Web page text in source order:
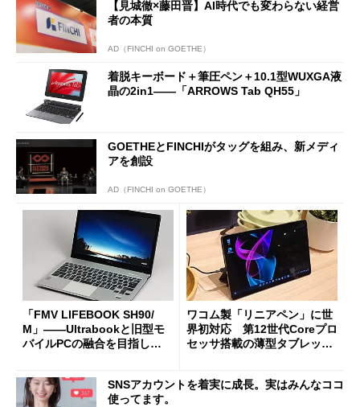
【見城徹×藤田晋】AI時代でも変わらない経営
者の本質
AD（FINCHI on GOETHE）
着脱キーボード＋筆圧ペン＋10.1型WUXGA液
晶の2in1――「ARROWS Tab QH55」
GOETHEとFINCHIがタッグを組み、新メディ
アを創設
AD（FINCHI on GOETHE）
「FMV LIFEBOOK SH90/
M」――Ultrabookと旧型モ
バイルPCの融合を目指し
ワコム製「リニアペン」に世
界初対応 第12世代Coreプロ
セッサ搭載の薄型タブレット
SNSアカウントを着実に成長。実はみんなココ
使ってます。